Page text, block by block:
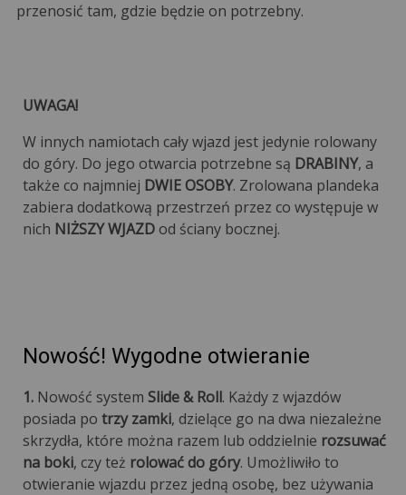
przenosić tam, gdzie będzie on potrzebny.
UWAGA!
W innych namiotach cały wjazd jest jedynie rolowany
do góry. Do jego otwarcia potrzebne są DRABINY, a
także co najmniej DWIE OSOBY. Zrolowana plandeka
zabiera dodatkową przestrzeń przez co występuje w
nich NIŻSZY WJAZDod ściany bocznej.
Nowość! Wygodne otwieranie
1. Nowość system Slide & Roll. Każdy z wjazdów
posiada po trzy zamki, dzielące go na dwa niezależne
skrzydła, które można razem lub oddzielnie rozsuwać
na boki, czy też rolować do góry. Umożliwiło to
otwieranie wjazdu przez jedną osobę, bez używania